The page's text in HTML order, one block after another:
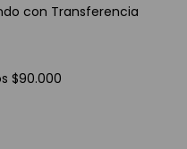
con Transferencia
$90.000